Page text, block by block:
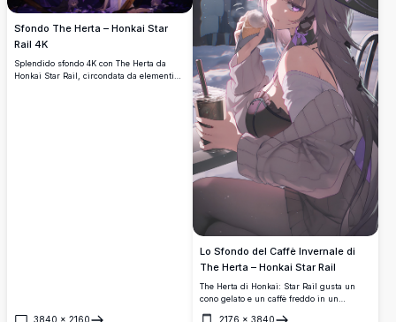
Sfondo The Herta – Honkai Star
Rail 4K
Splendido sfondo 4K con The Herta da
Honkai Star Rail, circondata da elementi
3840 × 2160
Lo Sfondo del Caffè Invernale di
The Herta – Honkai Star Rail
The Herta di Honkai: Star Rail gusta un
cono gelato e un caffè freddo in un
accogliente caffè all'aperto innevato.
2176 × 3840